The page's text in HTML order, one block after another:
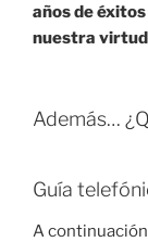
años de
nuestra
Además…
Guía
A